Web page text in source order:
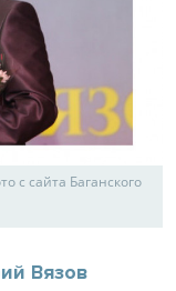
с сайта Баганского
Вязов